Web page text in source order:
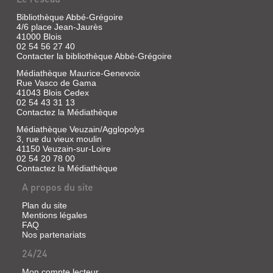
place
Louis
XII,
vers
1893
Eugène
Maurice,
maison
des
Acrobates,
place
Saint-
Louis
Blois,
vers
Séraphin
vers
1840
Anonyme,
vue
de
Blois,
gravure
sur
bois
vers
1850
Vue
aérienne
Blois,
lithogaphie
vers
Rochefort,
Plan
de
Blois
vers
Boyer,
plan
de
Blois
vers
1740
Boyer,
Plan
Blois,
1743,
copie
siècle
Bibliothèque Abbé-Grégoire
4/6 place Jean-Jaurès
41000 Blois
02 54 56 27 40
Contacter la bibliothèque Abbé-Grégoire
Médiathèque Maurice-Genevoix
Rue Vasco de Gama
41043 Blois Cedex
02 54 43 31 13
Contactez la Médiathèque
Médiathèque Veuzain/Agglopolys
3, rue du vieux moulin
41150 Veuzain-sur-Loire
02 54 20 78 00
Contactez la Médiathèque
A propos du site
Plan du site
Mentions légales
FAQ
Nos partenariats
24/24